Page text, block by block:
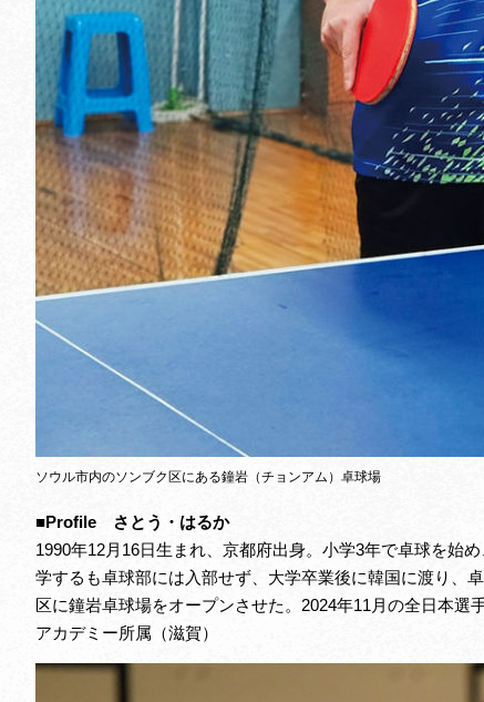
ソウル市内のソンブク区にある鐘岩（チョンアム）卓球場
■Profile さとう・はるか
1990年12月16日生まれ、京都府出身。小学3年で卓球を始
学するも卓球部には入部せず、大学卒業後に韓国に渡り、
区に鐘岩卓球場をオープンさせた。2024年11月の全日本
アカデミー所属（滋賀）